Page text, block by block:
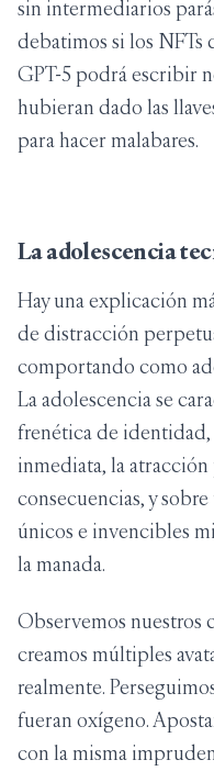
sin intermediarios
debatimos si los NFTs
GPT-5 podrá escribir
hubieran dado las
para hacer malabares.
La adolescencia
Hay una explicación
de distracción
comportando como
La adolescencia se
frenética de
inmediata, la
consecuencias, y
únicos e invencibles
la manada.
Observemos nuestros
creamos múltiples
realmente.
fueran oxígeno.
con la misma